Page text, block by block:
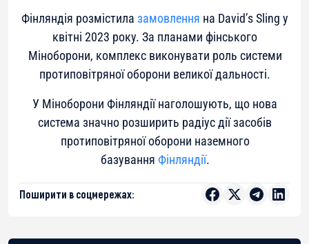
Фінляндія розмістила замовлення на David’s Sling у
квітні 2023 року. За планами фінського
Міноборони, комплекс виконувати роль системи
протиповітряної оборони великої дальності.
У Міноборони Фінляндії наголошують, що нова
система значно розширить радіус дії засобів
протиповітряної оборони наземного
базування Фінляндії.
Поширити в соцмережах: